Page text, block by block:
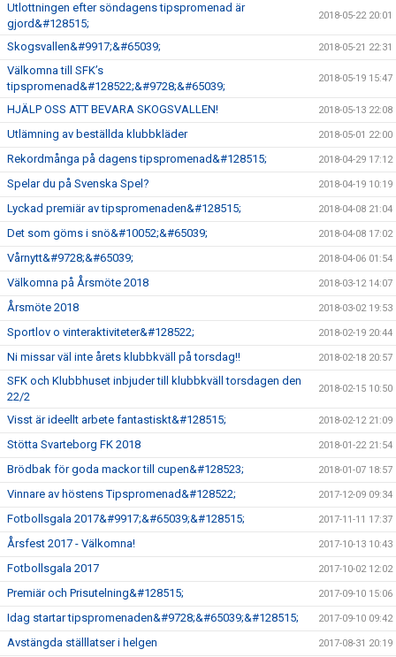
Utlottningen efter söndagens tipspromenad är
gjord&#128515;
2018-05-22 20:01
Skogsvallen&#9917;&#65039; 2018-05-21 22:31
Välkomna till SFK’s
tipspromenad&#128522;&#9728;&#65039;
2018-05-19 15:47
HJÄLP OSS ATT BEVARA SKOGSVALLEN! 2018-05-13 22:08
Utlämning av beställda klubbkläder 2018-05-01 22:00
Rekordmånga på dagens tipspromenad&#128515; 2018-04-29 17:12
Spelar du på Svenska Spel? 2018-04-19 10:19
Lyckad premiär av tipspromenaden&#128515; 2018-04-08 21:04
Det som göms i snö&#10052;&#65039; 2018-04-08 17:02
Vårnytt&#9728;&#65039; 2018-04-06 01:54
Välkomna på Årsmöte 2018 2018-03-12 14:07
Årsmöte 2018 2018-03-02 19:53
Sportlov o vinteraktiviteter&#128522; 2018-02-19 20:44
Ni missar väl inte årets klubbkväll på torsdag!! 2018-02-18 20:57
SFK och Klubbhuset inbjuder till klubbkväll torsdagen den
22/2
2018-02-15 10:50
Visst är ideellt arbete fantastiskt&#128515; 2018-02-12 21:09
Stötta Svarteborg FK 2018 2018-01-22 21:54
Brödbak för goda mackor till cupen&#128523; 2018-01-07 18:57
Vinnare av höstens Tipspromenad&#128522; 2017-12-09 09:34
Fotbollsgala 2017&#9917;&#65039;&#128515; 2017-11-11 17:37
Årsfest 2017 - Välkomna! 2017-10-13 10:43
Fotbollsgala 2017 2017-10-02 12:02
Premiär och Prisutelning&#128515; 2017-09-10 15:06
Idag startar tipspromenaden&#9728;&#65039;&#128515; 2017-09-10 09:42
Avstängda ställlatser i helgen 2017-08-31 20:19